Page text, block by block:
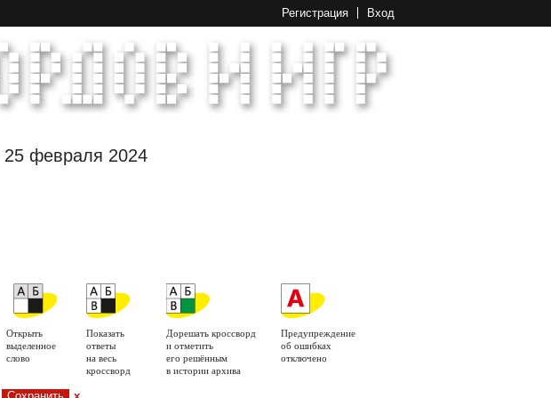
Регистрация Вход
25 февраля 2024
Открыть
выделенное
слово
Показать
ответы
на весь
кроссворд
Дорешать кроссворд
и отметить
его решённым
в истории архива
Предупреждение
об ошибках
отключено